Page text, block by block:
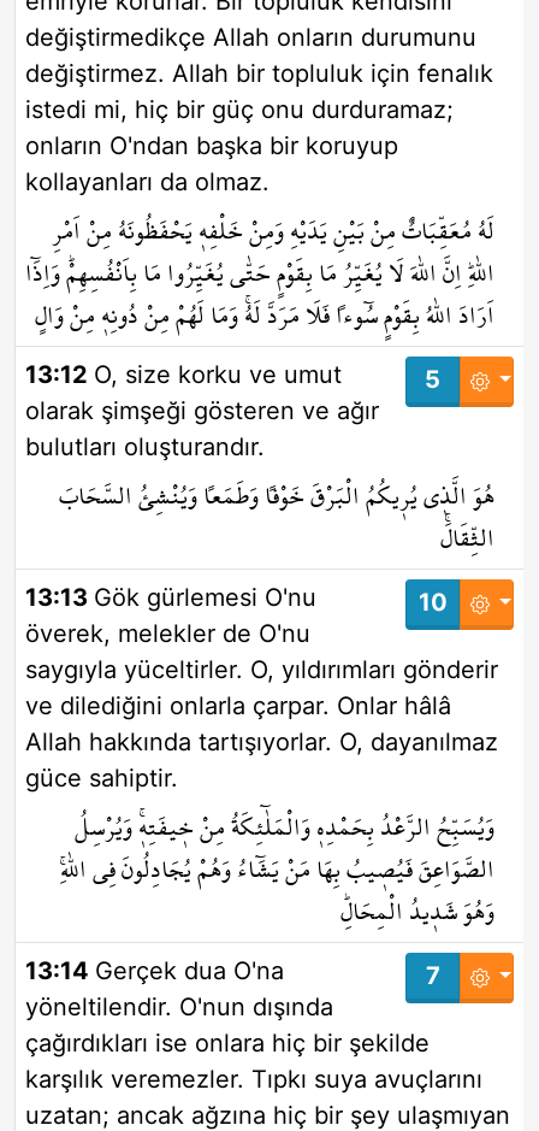
değiştirmedikçe Allah onların durumunu
değiştirmez. Allah bir topluluk için fenalık
istedi mi, hiç bir güç onu durduramaz;
onların O'ndan başka bir koruyup
kollayanları da olmaz.
لَهُ مُعَقِّبَاتٌ مِنْ بَيْنِ يَدَيْهِ وَمِنْ خَلْفِه۪ يَحْفَظُونَهُ مِنْ اَمْرِ
اللّٰهِۜ اِنَّ اللّٰهَ لَا يُغَيِّرُ مَا بِقَوْمٍ حَتّٰى يُغَيِّرُوا مَا بِاَنْفُسِهِمْۜ وَاِذَٓا
اَرَادَ اللّٰهُ بِقَوْمٍ سُٓوءاً فَلَا مَرَدَّ لَهُۚ وَمَا لَهُمْ مِنْ دُونِه۪ مِنْ وَالٍ
5
13:12 O, size korku ve umut
olarak şimşeği gösteren ve ağır
bulutları oluşturandır.
هُوَ الَّذ۪ي يُر۪يكُمُ الْبَرْقَ خَوْفاً وَطَمَعاً وَيُنْشِئُ السَّحَابَ
الثِّقَالَۚ
10
13:13 Gök gürlemesi O'nu
överek, melekler de O'nu
saygıyla yüceltirler. O, yıldırımları gönderir
ve dilediğini onlarla çarpar. Onlar hâlâ
Allah hakkında tartışıyorlar. O, dayanılmaz
güce sahiptir.
وَيُسَبِّحُ الرَّعْدُ بِحَمْدِه۪ وَالْمَلٰٓئِكَةُ مِنْ خ۪يفَتِه۪ۚ وَيُرْسِلُ
الصَّوَاعِقَ فَيُص۪يبُ بِهَا مَنْ يَشَٓاءُ وَهُمْ يُجَادِلُونَ فِي اللّٰهِۚ
وَهُوَ شَد۪يدُ الْمِحَالِۜ
7
13:14 Gerçek dua O'na
yöneltilendir. O'nun dışında
çağırdıkları ise onlara hiç bir şekilde
karşılık veremezler. Tıpkı suya avuçlarını
uzatan; ancak ağzına hiç bir şey ulaşmıyan